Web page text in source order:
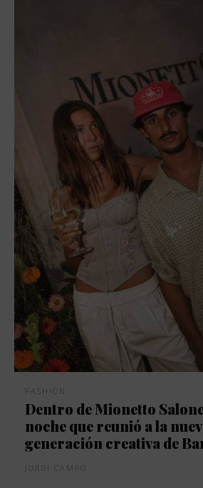
FASHION
Dentro de Mionetto
noche que reunió a la
generación creativa de
JORDI CAMPO